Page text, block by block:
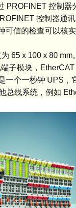
PROFINET 控制器
控制器通讯
可信的检查可以核
x 100 x 80 mm
子模块，
一个一秒钟 UPS
总线系统，例如